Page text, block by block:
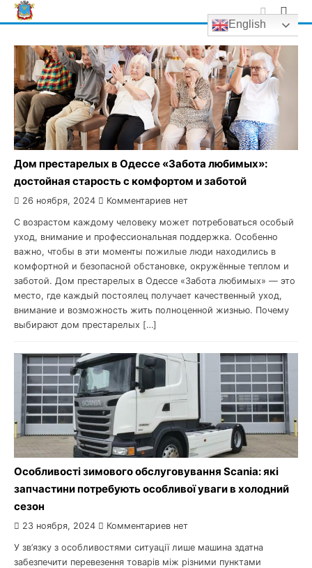
Skip
to
Дом престарелых в Одессе «Забота любимых»:
достойная старость с комфортом и заботой
26 ноября, 2024 Комментариев нет
С возрастом каждому человеку может потребоваться особый
уход, внимание и профессиональная поддержка. Особенно
важно, чтобы в эти моменты пожилые люди находились в
комфортной и безопасной обстановке, окружённые теплом и
заботой. Дом престарелых в Одессе «Забота любимых» — это
место, где каждый постоялец получает качественный уход,
внимание и возможность жить полноценной жизнью. Почему
выбирают дом престарелых […]
Особливості зимового обслуговування Scania: які
запчастини потребують особливої ​​уваги в холодний
сезон
23 ноября, 2024 Комментариев нет
У зв’язку з особливостями ситуації лише машина здатна
забезпечити перевезення товарів між різними пунктами
English